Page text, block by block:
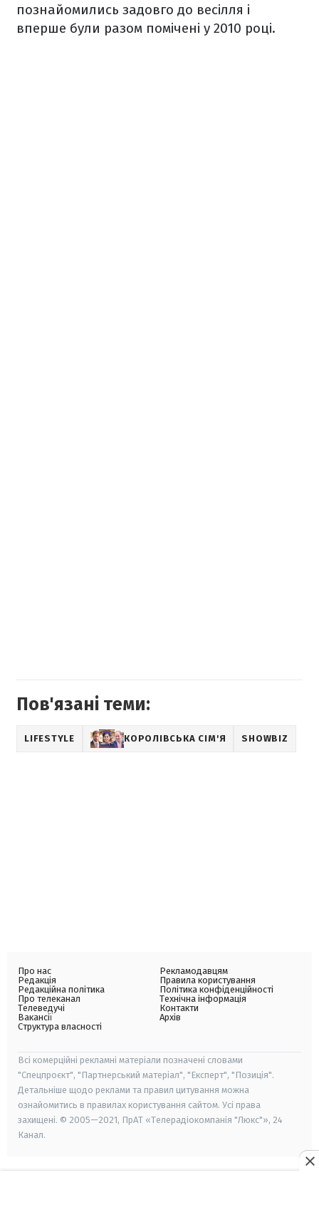
познайомились задовго до весілля і
вперше були разом помічені у 2010 році.
Пов'язані теми:
LIFESTYLE КОРОЛІВСЬКА СІМ'Я SHOWBIZ
Про нас
Редакція
Редакційна політика
Про телеканал
Телеведучі
Вакансії
Структура власності
Рекламодавцям
Правила користування
Політика конфіденційності
Технічна інформація
Контакти
Архів
Всі комерційні рекламні матеріали позначені словами
"Спецпроєкт", "Партнерський матеріал", "Експерт", "Позиція".
Детальніше щодо реклами та правил цитування можна
ознайомитись в правилах користування сайтом. Усі права
захищені. © 2005—2021, ПрАТ «Телерадіокомпанія "Люкс"», 24
Канал.